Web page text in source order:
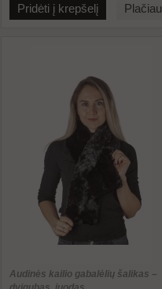
Pridėti į krepšelį Plačiau
Audinės kailio gabalėlių šalikas –